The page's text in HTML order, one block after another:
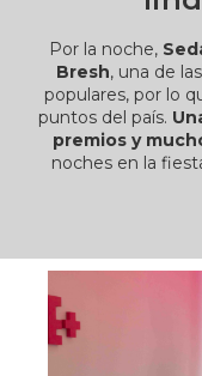
Por la noche,
Bresh, una de
populares, por lo
puntos del país.
premios y
noches en la